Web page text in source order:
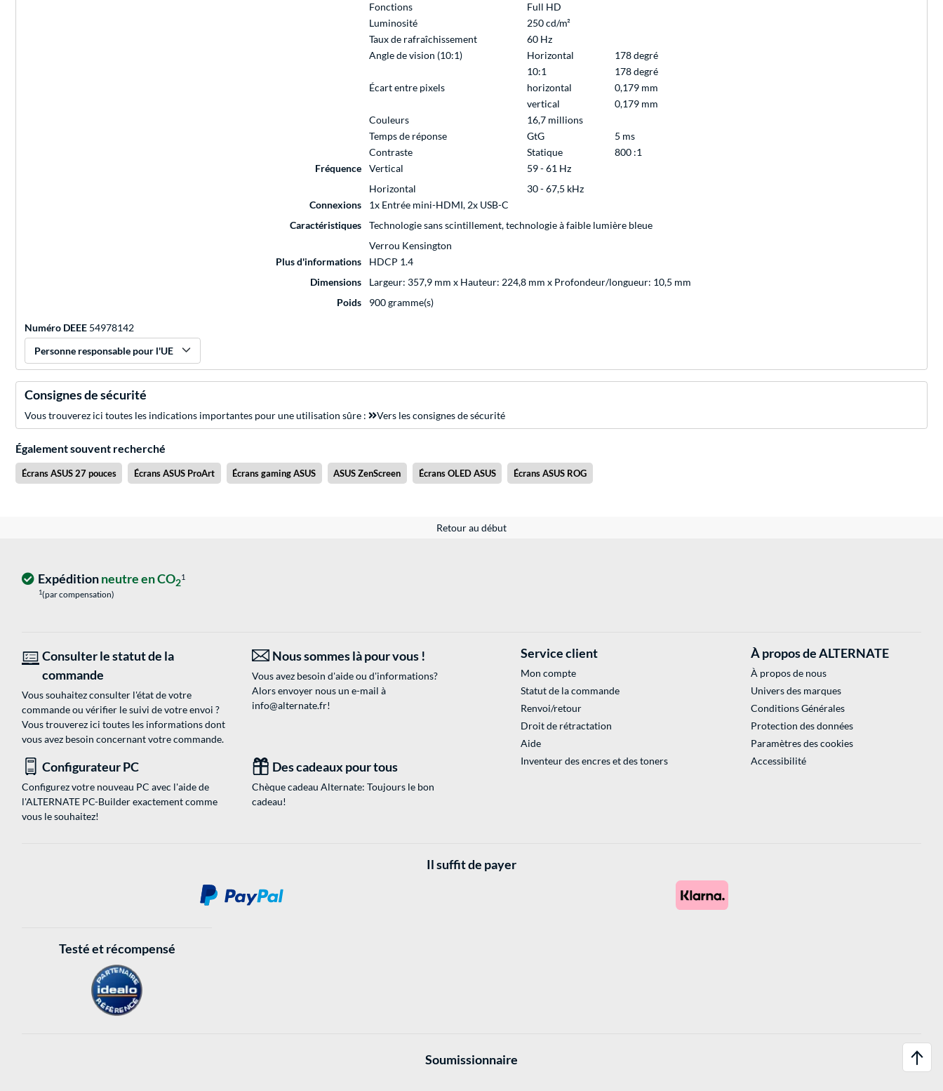
Fonctions
Full HD
Luminosité
250 cd/m²
Taux de rafraîchissement
60 Hz
Angle de vision (10:1)
Horizontal
178 degré
10:1
178 degré
Écart entre pixels
horizontal
0,179 mm
vertical
0,179 mm
Couleurs
16,7 millions
Temps de réponse
GtG
5 ms
Contraste
Statique
800 :1
Fréquence
Vertical
59 - 61 Hz
Horizontal
30 - 67,5 kHz
Connexions
1x Entrée mini-HDMI, 2x USB-C
Caractéristiques
Technologie sans scintillement, technologie à faible lumière bleue
Verrou Kensington
Plus d'informations
HDCP 1.4
Dimensions
Largeur: 357,9 mm x Hauteur: 224,8 mm x Profondeur/longueur: 10,5 mm
Poids
900 gramme(s)
Numéro DEEE 54978142
Personne responsable pour l'UE
Consignes de sécurité
Vous trouverez ici toutes les indications importantes pour une utilisation sûre : Vers les consignes de sécurité
Également souvent recherché
Écrans ASUS 27 pouces Écrans ASUS ProArt Écrans gaming ASUS ASUS ZenScreen Écrans OLED ASUS Écrans ASUS ROG
Retour au début
Expéditionneutre en CO21
1(par compensation)
Consulter le statut de la
commande
Vous souhaitez consulter l'état de votre
commande ou vérifier le suivi de votre envoi ?
Vous trouverez ici toutes les informations dont
vous avez besoin concernant votre commande.
Nous sommes là pour vous !
Vous avez besoin d'aide ou d'informations?
Alors envoyer nous un e-mail à
info@alternate.fr!
Configurateur PC
Configurez votre nouveau PC avec l'aide de
l'ALTERNATE PC-Builder exactement comme
vous le souhaitez!
Des cadeaux pour tous
Chèque cadeau Alternate: Toujours le bon
cadeau!
Service client
Mon compte
Statut de la commande
Renvoi/retour
Droit de rétractation
Aide
Inventeur des encres et des toners
À propos de ALTERNATE
À propos de nous
Univers des marques
Conditions Générales
Protection des données
Paramètres des cookies
Accessibilité
Il suffit de payer
Testé et récompensé
Soumissionnaire